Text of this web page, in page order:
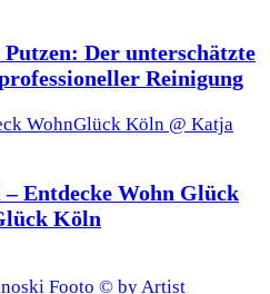
Der unterschätzte
Reinigung
– Entdecke Wohn Glück
Köln